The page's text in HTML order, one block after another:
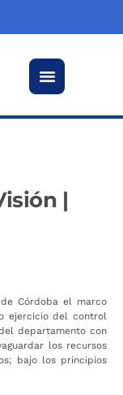
|
Córdoba el marco
ejercicio del control
departamento con
los recursos
bajo los principios